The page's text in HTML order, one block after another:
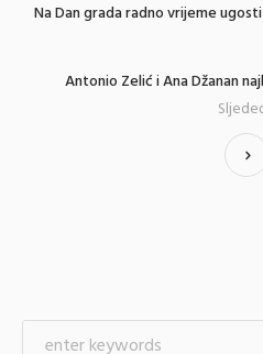
Na Dan grada radno vrijeme
Antonio Zelić i Ana Džanan